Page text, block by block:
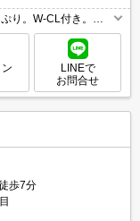
り。W-CL付き。角
LINEで
お問合せ
歩7分